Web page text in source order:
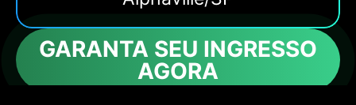
GARANTA SEU INGRESSO
AGORA